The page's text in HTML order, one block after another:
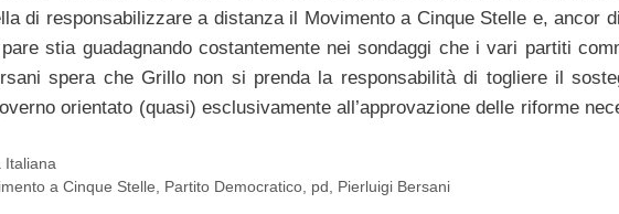
di responsabilizzare a distanza il Movimento a Cinque Stelle e, ancor
stia guadagnando costantemente nei sondaggi che i vari partiti
spera che Grillo non si prenda la responsabilità di togliere il
orientato (quasi) esclusivamente all’approvazione delle riforme
Italiana
a Cinque Stelle Partito Democratico pd
Pierluigi Bersani